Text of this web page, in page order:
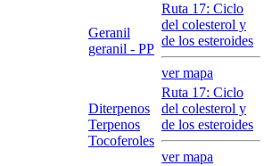
Geranil
geranil - PP
Ruta 17: Ciclo
del colesterol y
de los esteroides
ver mapa
Diterpenos
Terpenos
Tocoferoles
Ruta 17: Ciclo
del colesterol y
de los esteroides
ver mapa